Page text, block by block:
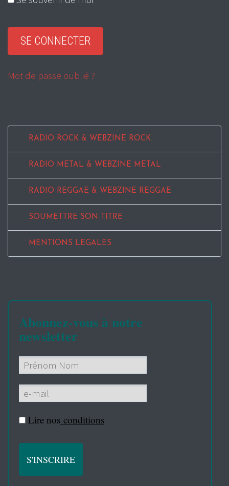
Mot de passe oublié ?
RADIO ROCK & WEBZINE ROCK
RADIO METAL & WEBZINE METAL
RADIO REGGAE & WEBZINE REGGAE
SOUMETTRE SON TITRE
MENTIONS LEGALES
Abonnez-vous à notre
newsletter
Lire nos conditions